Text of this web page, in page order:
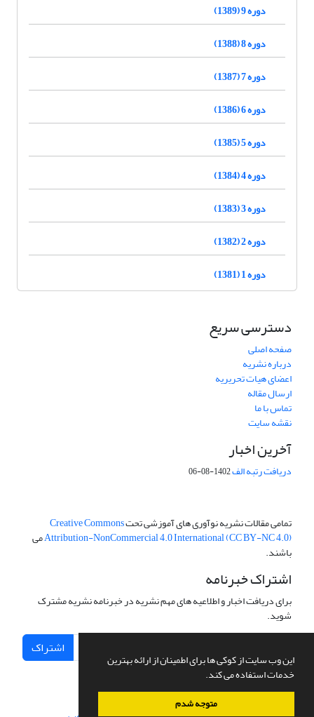
این وب سایت از کوکی ها برای اطمینان از ارائه بهترین
خدمات استفاده می کند.
متوجه شدم
دوره 9 (1389)
دوره 8 (1388)
دوره 7 (1387)
دوره 6 (1386)
دوره 5 (1385)
دوره 4 (1384)
دوره 3 (1383)
دوره 2 (1382)
دوره 1 (1381)
دسترسی سریع
صفحه اصلی
درباره نشریه
اعضای هیات تحریریه
ارسال مقاله
تماس با ما
نقشه سایت
آخرین اخبار
دریافت رتبه الف1402-08-06
تمامی مقالات نشریه نوآوری های آموزشی تحتCreative Commons
Attribution-NonCommercial 4.0 International (CC BY-NC 4.0)می
باشند.
اشتراک خبرنامه
برای دریافت اخبار و اطلاعیه های مهم نشریه در خبرنامه نشریه مشترک
شوید.
اشتراک